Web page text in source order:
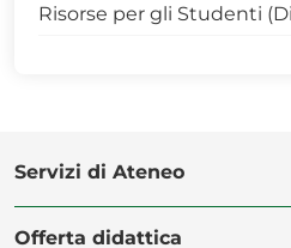
Risorse per gli Studenti
Servizi di Ateneo
Offerta didattica